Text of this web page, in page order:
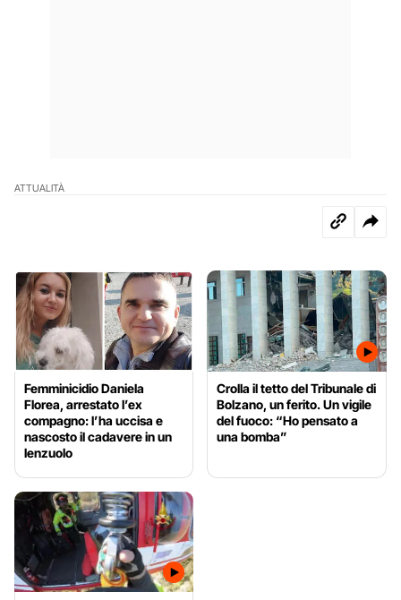
ATTUALITÀ
Femminicidio Daniela
Florea, arrestato l’ex
compagno: l’ha uccisa e
nascosto il cadavere in un
lenzuolo
Crolla il tetto del Tribunale di
Bolzano, un ferito. Un vigile
del fuoco: “Ho pensato a
una bomba”